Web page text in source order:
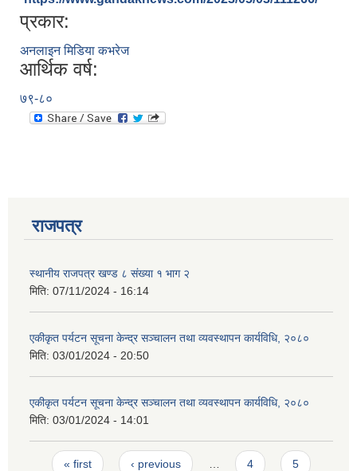
प्रकार:
अनलाइन मिडिया कभरेज
आर्थिक वर्ष:
७९-८०
राजपत्र
स्थानीय राजपत्र खण्ड ८ संख्या १ भाग २
मिति: 07/11/2024 - 16:14
एकीकृत पर्यटन सूचना केन्द्र सञ्चालन तथा व्यवस्थापन कार्यविधि, २०८०
मिति: 03/01/2024 - 20:50
एकीकृत पर्यटन सूचना केन्द्र सञ्चालन तथा व्यवस्थापन कार्यविधि, २०८०
मिति: 03/01/2024 - 14:01
Pages
« first ‹ previous 4 5